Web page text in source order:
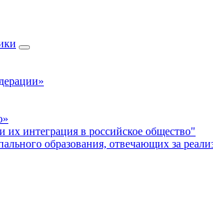
их интеграция в российское общество"
образования, отвечающих за